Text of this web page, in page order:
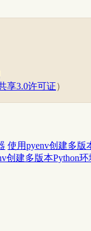
享3.0许可证）
使用pyenv创建多版
创建多版本Python环